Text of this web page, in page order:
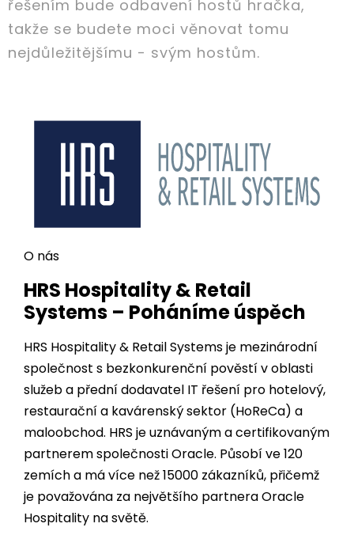
řešením bude odbavení hostů hračka,
takže se budete moci věnovat tomu
nejdůležitějšímu - svým hostům.
O nás
HRS Hospitality & Retail
Systems – Poháníme úspěch
HRS Hospitality & Retail Systems je mezinárodní
společnost s bezkonkurenční pověstí v oblasti
služeb a přední dodavatel IT řešení pro hotelový,
restaurační a kavárenský sektor (HoReCa) a
maloobchod. HRS je uznávaným a certifikovaným
partnerem společnosti Oracle. Působí ve120
zemích a má více než15000 zákazníků, přičemž
je považována za největšího partnera Oracle
Hospitality na světě.